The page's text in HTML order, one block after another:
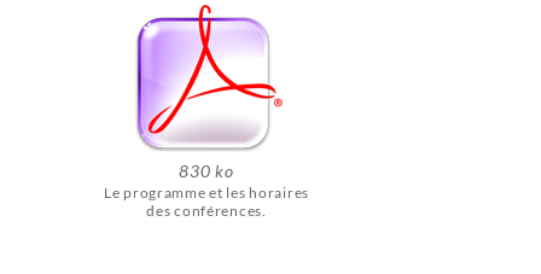
830 ko
Le programme et les horaires
des conférences.